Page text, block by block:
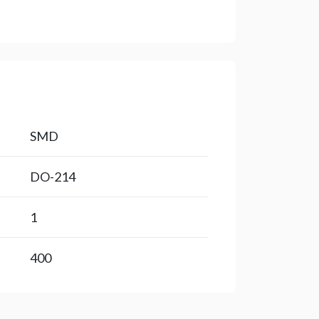
SMD
DO-214
1
400